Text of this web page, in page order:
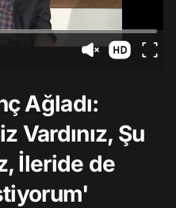
Ağladı:
Vardınız, Şu
İleride de